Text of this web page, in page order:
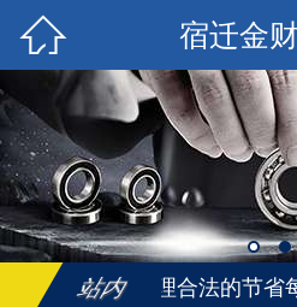
 宿迁金
站内
知识、帮您合理合法的节省